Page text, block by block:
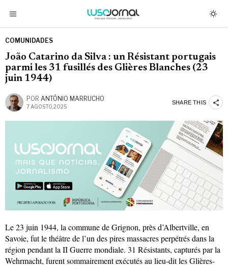
COMUNIDADES
João Catarino da Silva : un Résistant portugais
parmi les 31 fusillés des Glières Blanches (23
juin 1944)
POR ANTÓNIO MARRUCHO
7 AGOSTO, 2025
SHARE THIS
Le 23 juin 1944, la commune de Grignon, près d’Albertville, en
Savoie, fut le théâtre de l’un des pires massacres perpétrés dans la
région pendant la II Guerre mondiale. 31 Résistants, capturés par la
Wehrmacht, furent sommairement exécutés au lieu-dit les Glières-